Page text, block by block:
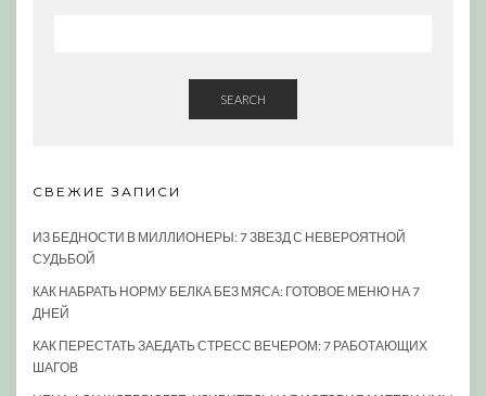
SEARCH
СВЕЖИЕ ЗАПИСИ
ИЗ БЕДНОСТИ В МИЛЛИОНЕРЫ: 7 ЗВЕЗД С НЕВЕРОЯТНОЙ
СУДЬБОЙ
КАК НАБРАТЬ НОРМУ БЕЛКА БЕЗ МЯСА: ГОТОВОЕ МЕНЮ НА 7
ДНЕЙ
КАК ПЕРЕСТАТЬ ЗАЕДАТЬ СТРЕСС ВЕЧЕРОМ: 7 РАБОТАЮЩИХ
ШАГОВ